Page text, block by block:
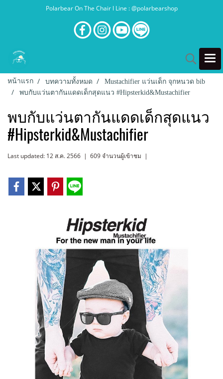
Polarbear On The Chair l Line : @polarbearshop
หน้าแรก บทความทั้งหมด
Mustachifier แว่นเด็ก จุกหนวด bib
พบกับแว่นตากันแดดเด็กสุดแนว #Hipsterkid&Mustachifier
พบกับแว่นตากันแดดเด็กสุดแนว
#Hipsterkid&Mustachifier
Last updated: 12 ส.ค. 2566 | 609 จำนวนผู้เข้าชม |